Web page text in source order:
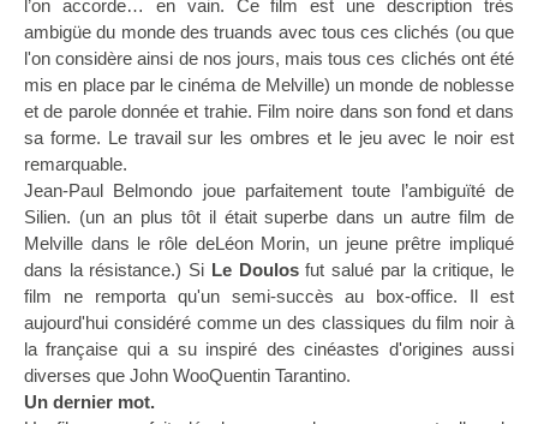
l’on accorde… en vain. Ce film est une description très
ambigüe du monde des truands avec tous ces clichés (ou que
l'on considère ainsi de nos jours, mais tous ces clichés ont été
mis en place par le cinéma de Melville) un monde de noblesse
et de parole donnée et trahie. Film noire dans son fond et dans
sa forme. Le travail sur les ombres et le jeu avec le noir est
remarquable.
Jean-Paul Belmondo joue parfaitement toute l’ambiguïté de
Silien. (un an plus tôt il était superbe dans un autre film de
Melville dans le rôle deLéon Morin, un jeune prêtre impliqué
dans la résistance.) Si Le Doulosfut salué par la critique, le
film ne remporta qu'un semi-succès au box-office. Il est
aujourd'hui considéré comme un des classiques du film noir à
la française qui a su inspiré des cinéastes d'origines aussi
diverses que John WooQuentin Tarantino.
Un dernier mot.